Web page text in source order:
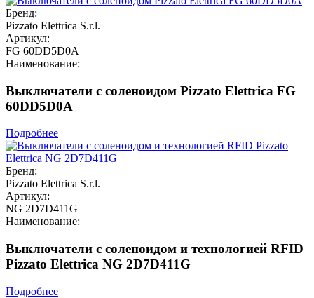
Бренд:
Pizzato Elettrica S.r.l.
Артикул:
FG 60DD5D0A
Наименование:
Выключатели с соленоидом Pizzato Elettrica FG
60DD5D0A
Подробнее
Бренд:
Pizzato Elettrica S.r.l.
Артикул:
NG 2D7D411G
Наименование:
Выключатели с соленоидом и технологией RFID
Pizzato Elettrica NG 2D7D411G
Подробнее